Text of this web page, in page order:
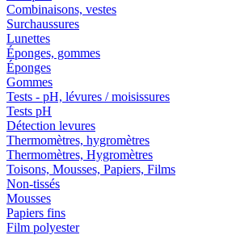
Combinaisons, vestes
Surchaussures
Lunettes
Éponges, gommes
Éponges
Gommes
Tests - pH, lévures / moisissures
Tests pH
Détection levures
Thermomètres, hygromètres
Thermomètres, Hygromètres
Toisons, Mousses, Papiers, Films
Non-tissés
Mousses
Papiers fins
Film polyester